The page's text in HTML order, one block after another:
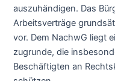
auszuhändigen. Das
Arbeitsverträge
vor. Dem NachwG liegt
zugrunde, die
Beschäftigten an